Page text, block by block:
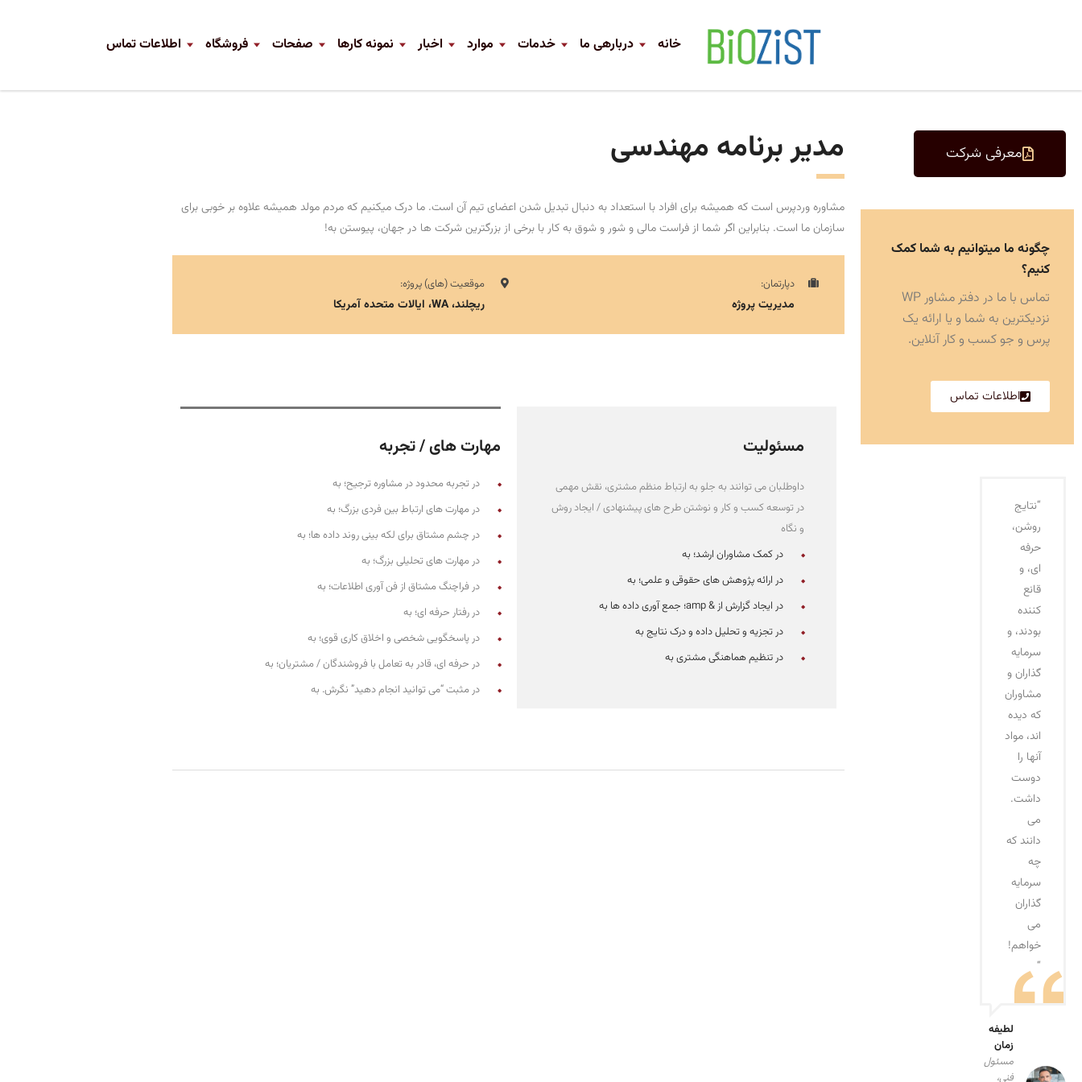
خانه دربارهی ما خدمات موارد اخبار نمونه کارها صفحات فروشگاه اطلاعات تماس
معرفی شرکت
چگونه ما میتوانیم به شما کمک
کنیم؟
تماس با ما در دفتر مشاور WP
نزدیکترین به شما و یا ارائه یک
پرس و جو کسب و کار آنلاین.
اطلاعات تماس
“نتایج
روشن،
حرفه
ای، و
قانع
کننده
بودند، و
سرمایه
گذاران و
مشاوران
که دیده
اند، مواد
آنها را
دوست
داشت.
می
دانند که
چه
سرمایه
گذاران
می
خواهم!
“
لطیفه
زمان
مسئول
فنی،
مدیر برنامه مهندسی
مشاوره وردپرس است که همیشه برای افراد با استعداد به دنبال تبدیل شدن اعضای تیم آن است. ما درک میکنیم که مردم مولد همیشه علاوه بر خوبی برای
سازمان ما است. بنابراین اگر شما از فراست مالی و شور و شوق به کار با برخی از بزرگترین شرکت ها در جهان، پیوستن به!
دپارتمان:
مدیریت پروژه
موقعیت (های) پروژه:
ریچلند، WA، ایالات متحده آمریکا
مسئولیت
داوطلبان می توانند به جلو به ارتباط منظم مشتری، نقش مهمی
در توسعه کسب و کار و نوشتن طرح های پیشنهادی / ایجاد روش
و نگاه
در کمک مشاوران ارشد؛ به
در ارائه پژوهش های حقوقی و علمی؛ به
در ایجاد گزارش از & amp؛ جمع آوری داده ها به
در تجزیه و تحلیل داده و درک نتایج به
در تنظیم هماهنگی مشتری به
مهارت های / تجربه
در تجربه محدود در مشاوره ترجیح؛ به
در مهارت های ارتباط بین فردی بزرگ؛ به
در چشم مشتاق برای لکه بینی روند داده ها؛ به
در مهارت های تحلیلی بزرگ؛ به
در فراچنگ مشتاق از فن آوری اطلاعات؛ به
در رفتار حرفه ای؛ به
در پاسخگویی شخصی و اخلاق کاری قوی؛ به
در حرفه ای، قادر به تعامل با فروشندگان / مشتریان؛ به
در مثبت “می توانید انجام دهید” نگرش. به